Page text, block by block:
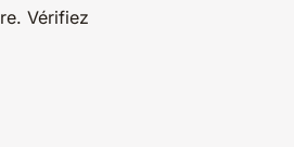
Vérifiez